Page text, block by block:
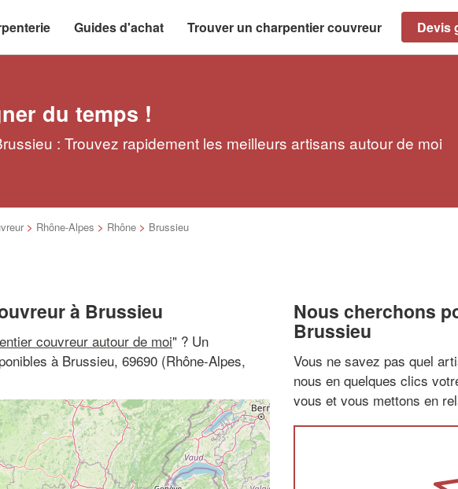
Guides d'achat Trouver un charpentier couvreur Devis
du temps !
: Trouvez rapidement les meilleurs artisans autour de moi
> Rhône-Alpes > Rhône > Brussieu
à Brussieu
couvreur autour de moi" ? Un
à Brussieu, 69690 (Rhône-Alpes,
Nous cherchons
Brussieu
Vous ne savez pas quel
nous en quelques clics
vous et vous mettons en